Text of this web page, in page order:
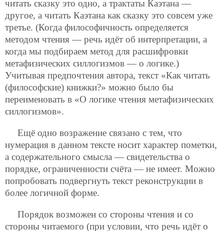
читать сказку это одно, а трактаты Каэтана —
другое, а читать Каэтана как сказку это совсем уже
третье. (Когда философичность определяется
методом чтения — речь идёт об интерпретации, а
когда мы подбираем метод для расшифровки
метафизических силлогизмов — о логике.)
Учитывая предпочтения автора, текст «Как читать
(философские) книжки?» можно было бы
переименовать в «О логике чтения метафизических
силлогизмов».
Ещё одно возражение связано с тем, что
нумерация в данном тексте носит характер пометки,
а содержательного смысла — свидетельства о
порядке, ограниченности счёта — не имеет. Можно
попробовать подвергнуть текст реконструкции в
более логичной форме.
Порядок возможен со стороны чтения и со
стороны читаемого (при условии, что речь идёт о